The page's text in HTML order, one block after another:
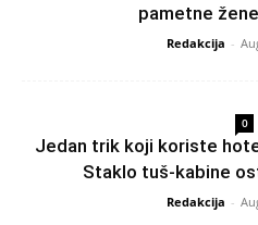
pametne
Redakcija -
0
Jedan trik koji koriste
Staklo tuš-kabine
Redakcija -